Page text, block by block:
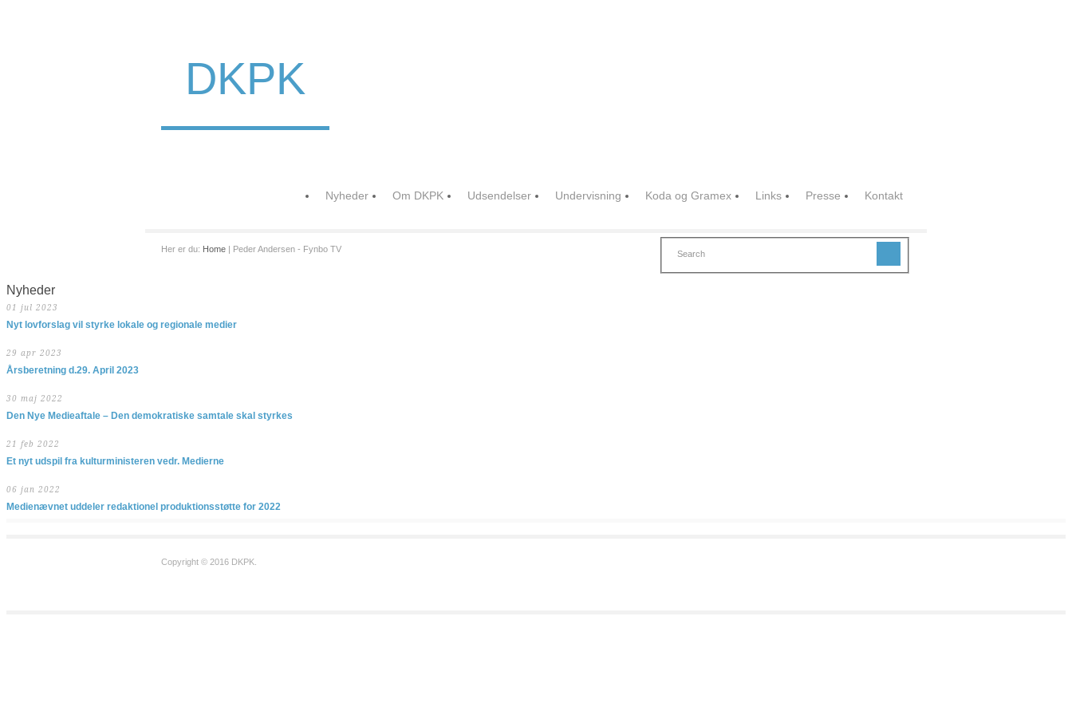
DKPK
Nyheder Om DKPK Udsendelser Undervisning Koda og Gramex Links Presse Kontakt
Her er du: Home | Peder Andersen - Fynbo TV
Nyheder
01 jul 2023
Nyt lovforslag vil styrke lokale og regionale medier
29 apr 2023
Årsberetning d.29. April 2023
30 maj 2022
Den Nye Medieaftale – Den demokratiske samtale skal styrkes
21 feb 2022
Et nyt udspil fra kulturministeren vedr. Medierne
06 jan 2022
Medienævnet uddeler redaktionel produktionsstøtte for 2022
Copyright © 2016 DKPK.